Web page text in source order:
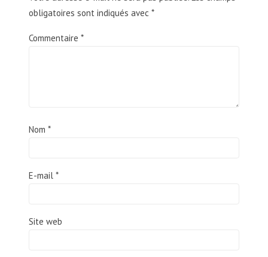
obligatoires sont indiqués avec *
Commentaire *
Nom *
E-mail *
Site web